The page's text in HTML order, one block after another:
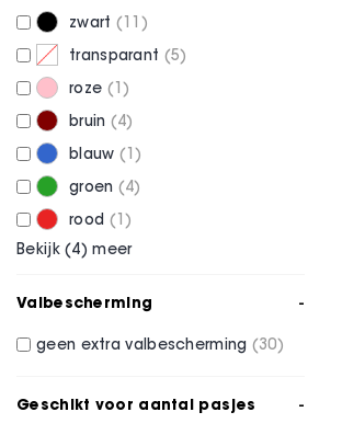
zwart
11
transparant
5
roze
1
bruin
4
blauw
1
groen
4
rood
1
Bekijk (4) meer
Valbescherming
geen extra valbescherming 30
Geschikt voor aantal pasjes